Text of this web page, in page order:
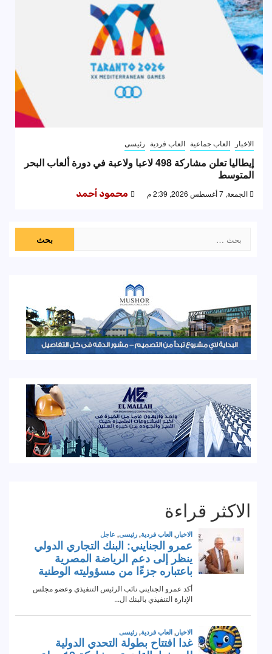
الاخبار العاب جماعية العاب فردية رئيسى
إيطاليا تعلن مشاركة 498 لاعبا ولاعبة في دورة ألعاب البحر
المتوسط
الجمعة, 7 أغسطس 2026, 2:39 م محمود أحمد
عن:
الاكثر قراءة